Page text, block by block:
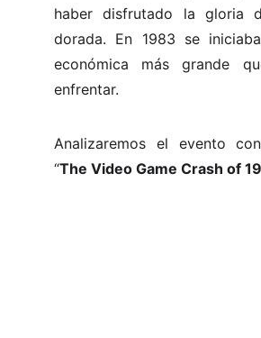
haber disfrutado la gloria
dorada. En 1983 se
económica más grande
enfrentar.
Analizaremos el evento
“The Video Game Crash of